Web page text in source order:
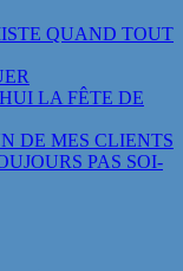
QUAND TOUT
LA FÊTE DE
DE MES CLIENTS
PAS SOI-